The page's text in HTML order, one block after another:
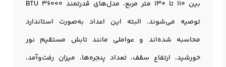
بین 110 تا 130 متر مربع، مدل‌های قدرتمند 36000 BTU
توصیه می‌شوند. البته این اعداد به‌صورت استاندارد
محاسبه شده‌اند و عواملی مانند تابش مستقیم نور
خورشید، ارتفاع سقف، تعداد پنجره‌ها، میزان رفت‌وآمد،